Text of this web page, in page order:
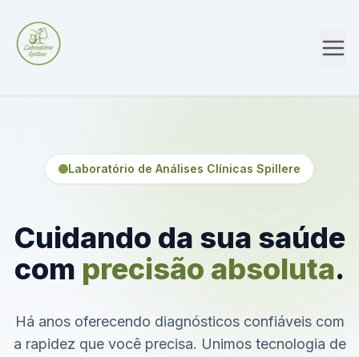
Laboratório de Análises Clínicas Spillere
Cuidando da sua saúde
com precisão absoluta.
Há anos oferecendo diagnósticos confiáveis com
a rapidez que você precisa. Unimos tecnologia de